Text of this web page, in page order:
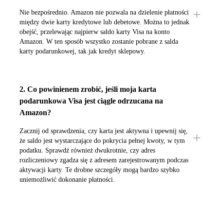
Nie bezpośrednio. Amazon nie pozwala na dzielenie płatności
między dwie karty kredytowe lub debetowe. Można to jednak
obejść, przelewając najpierw saldo karty Visa na konto
Amazon. W ten sposób wszystko zostanie pobrane z salda
karty podarunkowej, tak jak kredyt sklepowy.
2. Co powinienem zrobić, jeśli moja karta
podarunkowa Visa jest ciągle odrzucana na
Amazon?
Zacznij od sprawdzenia, czy karta jest aktywna i upewnij się,
że saldo jest wystarczające do pokrycia pełnej kwoty, w tym
podatku. Sprawdź również dwukrotnie, czy adres
rozliczeniowy zgadza się z adresem zarejestrowanym podczas
aktywacji karty. Te drobne szczegóły mogą bardzo szybko
uniemożliwić dokonanie płatności.